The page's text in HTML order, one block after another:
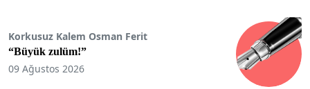
Korkusuz Kalem Osman Ferit
“Büyük zulüm!”
09 Ağustos 2026